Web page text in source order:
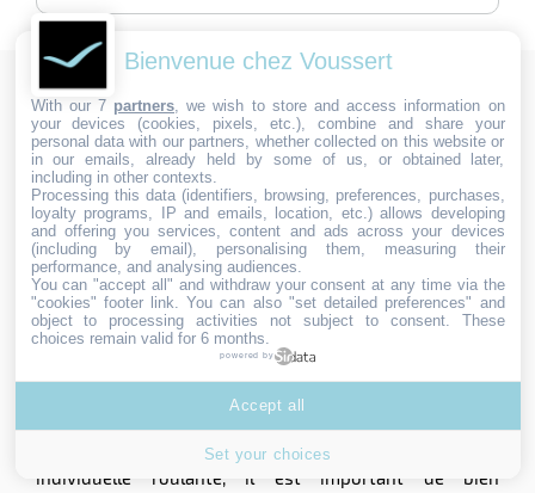
Focus sur plate forme individuelle
roulante
Comment comprendre en détail les différentes facettes
des plates-formes individuelles roulantes, des normes
en vigueur aux critères de sélection en passant par les
accessoires disponibles. Que vous soyez à la recherche
d'un modèle léger et compact pour des travaux
ponctuels ou d'un équipement plus robuste pour des
chantiers de longue durée, vous trouverez ici les
informations nécessaires pour faire le bon choix.
Comprendre la différence entre PIR et PIRL
Avant de se lancer dans l'acquisition d'une plate-forme
individuelle roulante, il est important de bien
Bienvenue chez Voussert
With our 7 partners , we wish to store and access information on
your devices (cookies, pixels, etc.), combine and share your
personal data with our partners, whether collected on this website or
in our emails, already held by some of us, or obtained later,
including in other contexts.
Processing this data (identifiers, browsing, preferences, purchases,
loyalty programs, IP and emails, location, etc.) allows developing
and offering you services, content and ads across your devices
(including by email), personalising them, measuring their
performance, and analysing audiences.
You can "accept all" and withdraw your consent at any time via the
"cookies" footer link . You can also "set detailed preferences" and
object to processing activities not subject to consent. These
choices remain valid for 6 months.
powered by
Set your choices
Accept all